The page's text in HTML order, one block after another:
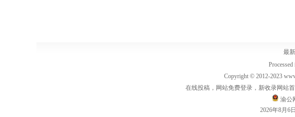
最
Copyright © 2012-2023
在线投稿，网站免费登录，新收录网站
渝公
2026年8月6